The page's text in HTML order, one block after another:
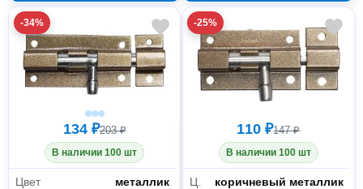
40901-05-16
-34%
134 ₽203 ₽
В наличии 100 шт
Цвет
металлик
-25%
110 ₽147 ₽
В наличии 100 шт
коричневый металлик